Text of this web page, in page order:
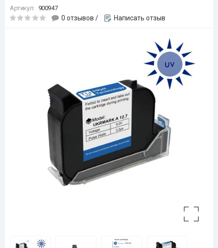
Артикул: 900947
0 отзывов / Написать отзыв